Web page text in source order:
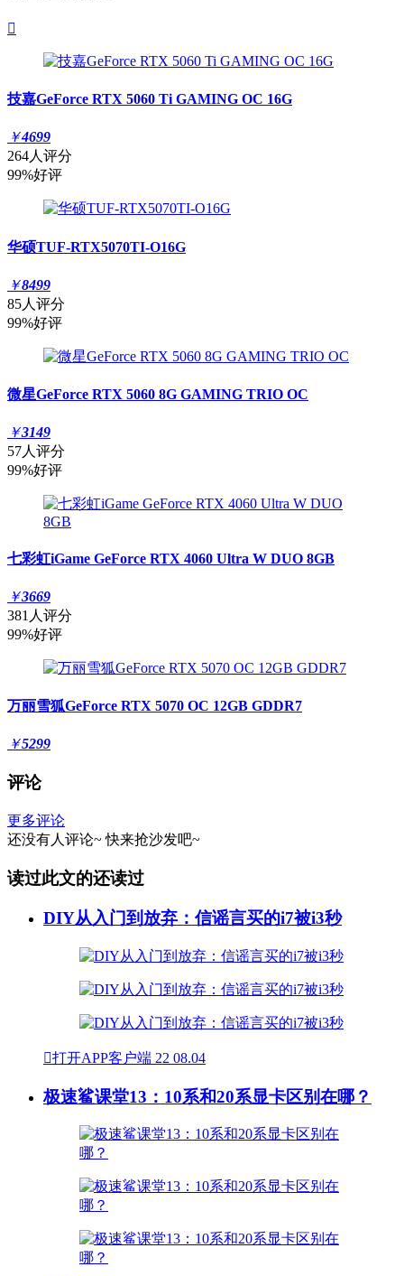

技嘉GeForce RTX 5060 Ti GAMING OC 16G
￥4699
264人评分
99%好评
华硕TUF-RTX5070TI-O16G
￥8499
85人评分
99%好评
微星GeForce RTX 5060 8G GAMING TRIO OC
￥3149
57人评分
99%好评
七彩虹iGame GeForce RTX 4060 Ultra W DUO 8GB
￥3669
381人评分
99%好评
万丽雪狐GeForce RTX 5070 OC 12GB GDDR7
￥5299
评论
更多评论
还没有人评论~ 快来抢沙发吧~
读过此文的还读过
DIY从入门到放弃：信谣言买的i7被i3秒
打开APP客户端 22 08.04
极速鲨课堂13：10系和20系显卡区别在哪？